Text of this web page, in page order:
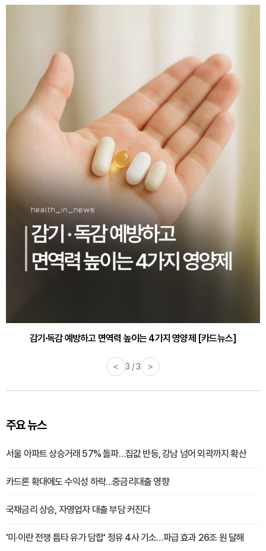
감기·독감 예방하고 면역력 높이는 4가지 영양제 [카드뉴스]
< 3 / 3 >
주요 뉴스
서울 아파트 상승거래 57% 돌파…집값 반등, 강남 넘어 외곽까지 확산
카드론 확대에도 수익성 하락…중금리대출 영향
국채금리 상승, 자영업자 대출 부담 커진다
'미·이란 전쟁 틈타 유가 담합' 정유 4사 기소…파급 효과 26조 원 달해